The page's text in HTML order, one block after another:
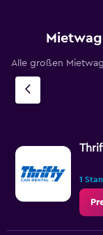
Alle großen
1